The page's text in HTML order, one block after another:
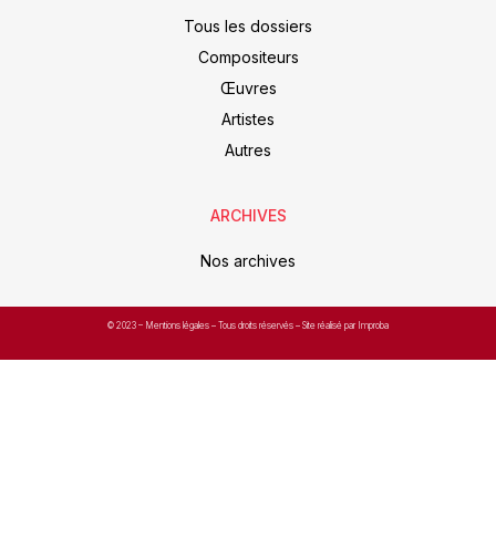
Tous les dossiers
Compositeurs
Œuvres
Artistes
Autres
ARCHIVES
Nos archives
© 2023 – Mentions légales – Tous droits réservés – Site réalisé par Improba